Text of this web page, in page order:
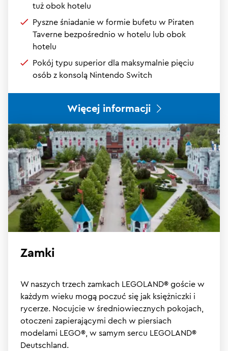
tuż obok hotelu
Pyszne śniadanie w formie bufetu w Piraten
Taverne bezpośrednio w hotelu lub obok
hotelu
Pokój typu superior dla maksymalnie pięciu
osób z konsolą Nintendo Switch
Więcej informacji
Zamki
W naszych trzech zamkach LEGOLAND® goście w
każdym wieku mogą poczuć się jak księżniczki i
rycerze. Nocujcie w średniowiecznych pokojach,
otoczeni zapierającymi dech w piersiach
modelami LEGO®, w samym sercu LEGOLAND®
Deutschland.